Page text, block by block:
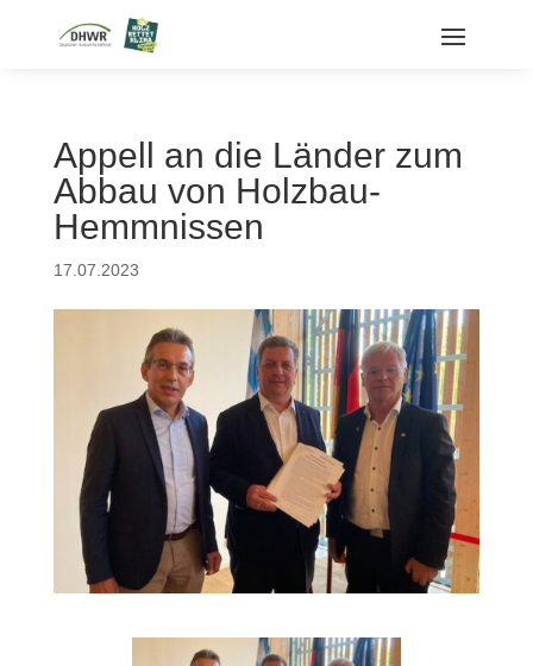
Appell an die Länder zum
Abbau von Holzbau-
Hemmnissen
17.07.2023